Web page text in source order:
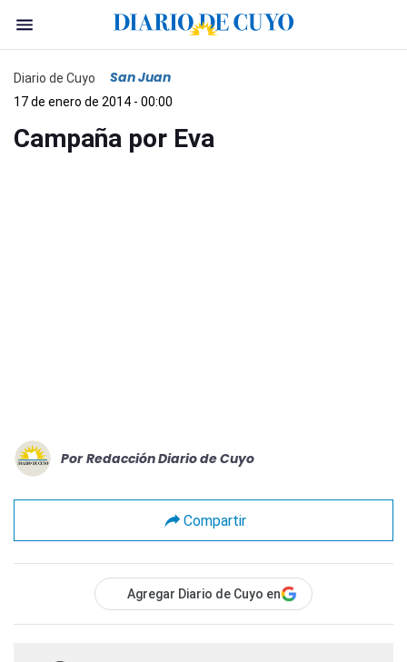
Diario de Cuyo San Juan
17 de enero de 2014 - 00:00
Campaña por Eva
Por Redacción Diario de Cuyo
Compartir
Agregar Diario de Cuyo en